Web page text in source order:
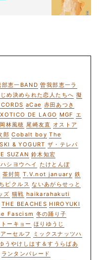
部恵一BAND 曽我部恵一ラ
め決められた恋人たちへ 擬
aCae 赤田あつき
DE LAGO MGF エ
岡林風穂 尾崎友直 オストア
郎 Cobalt boy The
& YOGURT ザ・テレパ
SUZAN 鈴木知宏
シヨウヘイ たけとんぼ
茶封筒 T.V.not january 鉄
ピクルス ないあがらせっと
ズ 猫戦 haikarahakuti
THE BEACHES HIROYUKI
Fascism 冬の踊り子
ーキョー ほりゆうじ
ーセルフ
ミックスナッツハ
うやけしはす＆すうらばあ
ランタンパレード